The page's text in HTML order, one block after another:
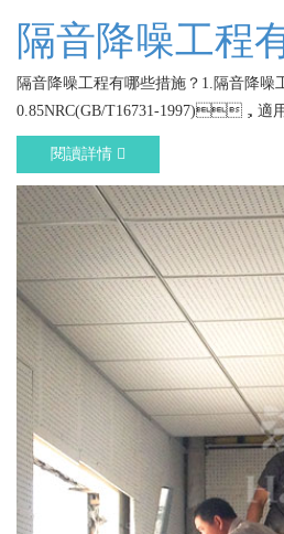
隔音降噪工程
隔音降噪工程有哪些措施？1.隔音降噪
0.85NRC(GB/T16731-1997)，適
閱讀詳情